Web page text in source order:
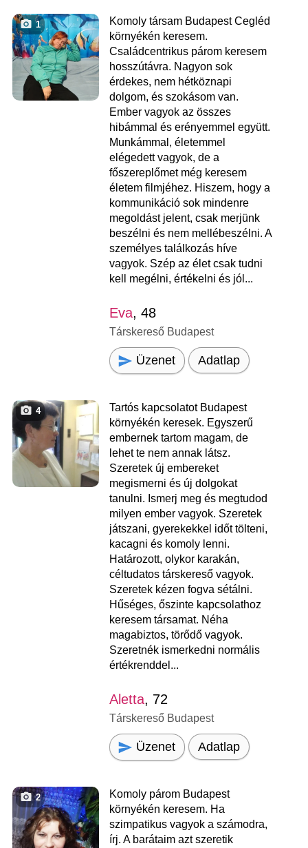
1
Komoly társam Budapest Cegléd
környékén keresem.
Családcentrikus párom keresem
hosszútávra. Nagyon sok
érdekes, nem hétköznapi
dolgom, és szokásom van.
Ember vagyok az összes
hibámmal és erényemmel együtt.
Munkámmal, életemmel
elégedett vagyok, de a
főszereplőmet még keresem
életem filmjéhez. Hiszem, hogy a
kommunikáció sok mindenre
megoldást jelent, csak merjünk
beszélni és nem mellébeszélni. A
személyes találkozás híve
vagyok. Szép az élet csak tudni
kell megélni, értékelni és jól...
Eva, 48
Társkereső Budapest
Üzenet Adatlap
4
Tartós kapcsolatot Budapest
környékén keresek. Egyszerű
embernek tartom magam, de
lehet te nem annak látsz.
Szeretek új embereket
megismerni és új dolgokat
tanulni. Ismerj meg és megtudod
milyen ember vagyok. Szeretek
játszani, gyerekekkel időt tölteni,
kacagni és komoly lenni.
Határozott, olykor karakán,
céltudatos társkereső vagyok.
Szeretek kézen fogva sétálni.
Hűséges, őszinte kapcsolathoz
keresem társamat. Néha
magabiztos, törődő vagyok.
Szeretnék ismerkedni normális
értékrenddel...
Aletta, 72
Társkereső Budapest
Üzenet Adatlap
2
Komoly párom Budapest
környékén keresem. Ha
szimpatikus vagyok a számodra,
írj. A barátaim azt szeretik